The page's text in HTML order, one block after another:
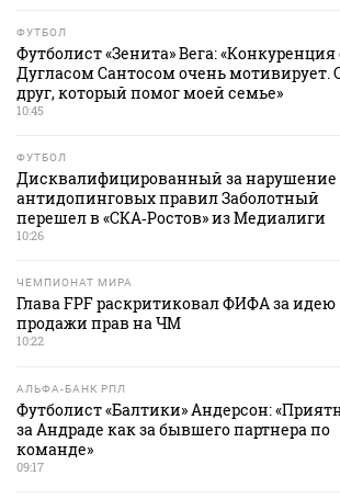
ФУТБОЛ
Футболист «Зенита» Вега: «Конкуренция
Дугласом Сантосом очень мотивирует.
друг, который помог моей семье»
10:45
ФУТБОЛ
Дисквалифицированный за нарушение
антидопинговых правил Заболотный
перешел в «СКА‑Ростов» из Медиалиги
10:26
ЧЕМПИОНАТ МИРА
Глава FPF раскритиковал ФИФА за идею
продажи прав на ЧМ
10:22
АЛЬФА-БАНК РПЛ
Футболист «Балтики» Андерсон:
за Андраде как за бывшего партнера по
команде»
09:17